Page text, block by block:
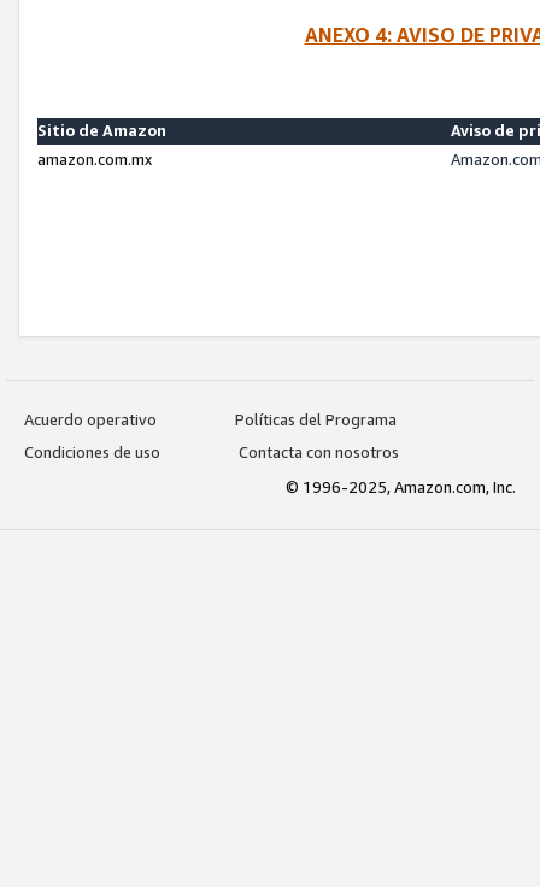
ANEXO 4: AVISO DE
Sitio de Amazon
Aviso de
amazon.com.mx
Acuerdo operativo
Políticas del Programa
Condiciones de uso
Contacta con nosotros
© 1996-2025, Amazon.com, Inc.